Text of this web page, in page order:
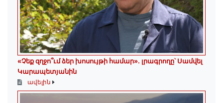
«Չեք զղջո՞ւմ ձեր խոսույթի համար»․ լրագրողը՝ Սամվել
Կարապետյանին
ավելին